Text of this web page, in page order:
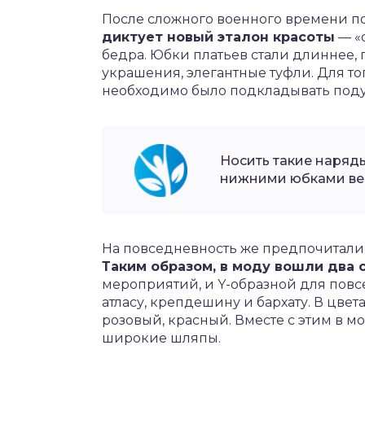
После сложного военного времени
диктует новый эталон красоты —
бедра. Юбки платьев стали
украшения, элегантные туфли. Для
необходимо было подкладывать
Носить такие
нижними юбками
На повседневность же
Таким образом, в моду вошли два
мероприятий, и Y-образной для
атласу, крепдешину и бархату. В
розовый, красный. Вместе с этим в
широкие шляпы.